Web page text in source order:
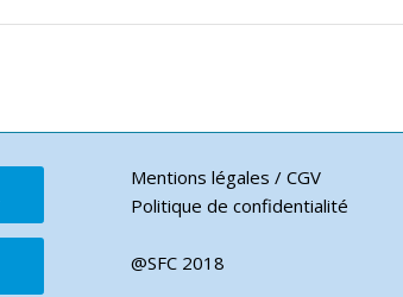
Mentions légales / CGV
Politique de confidentialité
@SFC 2018